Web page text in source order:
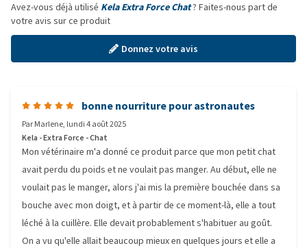
Avez-vous déjà utilisé Kela Extra Force Chat? Faites-nous part de
votre avis sur ce produit
Donnez votre avis
bonne nourriture pour astronautes
ParMarlene, lundi 4 août 2025
Kela - Extra Force - Chat
Mon vétérinaire m'a donné ce produit parce que mon petit chat
avait perdu du poids et ne voulait pas manger. Au début, elle ne
voulait pas le manger, alors j'ai mis la première bouchée dans sa
bouche avec mon doigt, et à partir de ce moment-là, elle a tout
léché à la cuillère. Elle devait probablement s'habituer au goût.
On a vu qu'elle allait beaucoup mieux en quelques jours et elle a